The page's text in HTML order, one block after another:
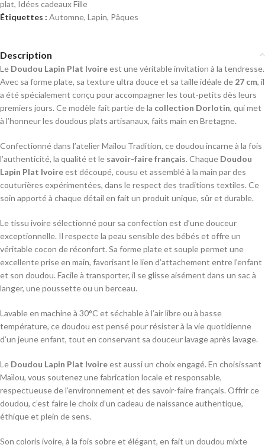
plat, Idées cadeaux Fille
Étiquettes : Automne, Lapin, Pâques
Description
Le Doudou Lapin Plat Ivoireest une véritable invitation à la tendresse.
Avec sa forme plate, sa texture ultra douce et sa taille idéale de 27 cm, il
a été spécialement conçu pour accompagner les tout-petits dès leurs
premiers jours. Ce modèle fait partie de la collection Dorlotin, qui met
à l’honneur les doudous plats artisanaux, faits main en Bretagne.
Confectionné dans l’atelier Maïlou Tradition, ce doudou incarne à la fois
l’authenticité, la qualité et le savoir-faire français. Chaque Doudou
Lapin Plat Ivoireest découpé, cousu et assemblé à la main par des
couturières expérimentées, dans le respect des traditions textiles. Ce
soin apporté à chaque détail en fait un produit unique, sûr et durable.
Le tissu ivoire sélectionné pour sa confection est d’une douceur
exceptionnelle. Il respecte la peau sensible des bébés et offre un
véritable cocon de réconfort. Sa forme plate et souple permet une
excellente prise en main, favorisant le lien d’attachement entre l’enfant
et son doudou. Facile à transporter, il se glisse aisément dans un sac à
langer, une poussette ou un berceau.
Lavable en machine à 30°C et séchable à l’air libre ou à basse
température, ce doudou est pensé pour résister à la vie quotidienne
d’un jeune enfant, tout en conservant sa douceur lavage après lavage.
Le Doudou Lapin Plat Ivoireest aussi un choix engagé. En choisissant
Maïlou, vous soutenez une fabrication locale et responsable,
respectueuse de l’environnement et des savoir-faire français. Offrir ce
doudou, c’est faire le choix d’un cadeau de naissance authentique,
éthique et plein de sens.
Son coloris ivoire, à la fois sobre et élégant, en fait un doudou mixte